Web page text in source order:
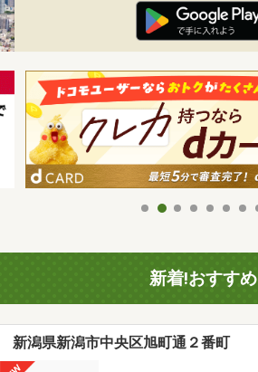
新着!おすすめ
新潟県新潟市中央区旭町通２番町